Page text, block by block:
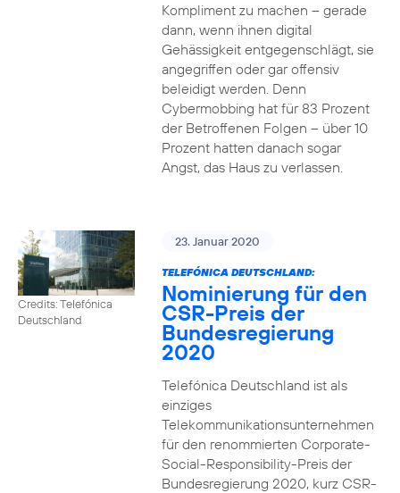
Kompliment zu machen – gerade
dann, wenn ihnen digital
Gehässigkeit entgegenschlägt, sie
angegriffen oder gar offensiv
beleidigt werden. Denn
Cybermobbing hat für 83 Prozent
der Betroffenen Folgen – über 10
Prozent hatten danach sogar
Angst, das Haus zu verlassen.
Credits: Telefónica
Deutschland
23. Januar 2020
TELEFÓNICA DEUTSCHLAND:
Nominierung für den
CSR-Preis der
Bundesregierung
2020
Telefónica Deutschland ist als
einziges
Telekommunikationsunternehmen
für den renommierten Corporate-
Social-Responsibility-Preis der
Bundesregierung 2020, kurz CSR-